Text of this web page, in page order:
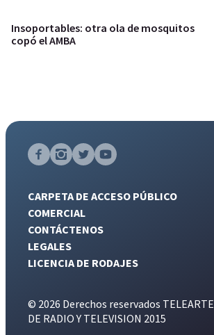
Insoportables: otra ola de mosquitos
copó el AMBA
CARPETA DE ACCESO PÚBLICO
COMERCIAL
CONTÁCTENOS
LEGALES
LICENCIA DE RODAJES
© 2026 Derechos reservados TELEARTE
DE RADIO Y TELEVISION 2015